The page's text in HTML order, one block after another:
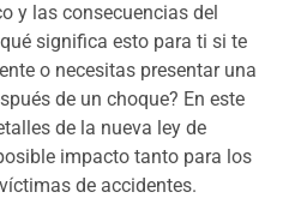
y las consecuencias del
significa esto para ti si te
o necesitas presentar una
de un choque? En este
de la nueva ley de
impacto tanto para los
de accidentes.